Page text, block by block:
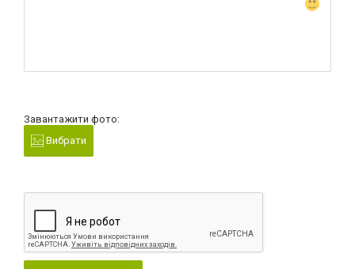
Завантажити фото:
Вибрати